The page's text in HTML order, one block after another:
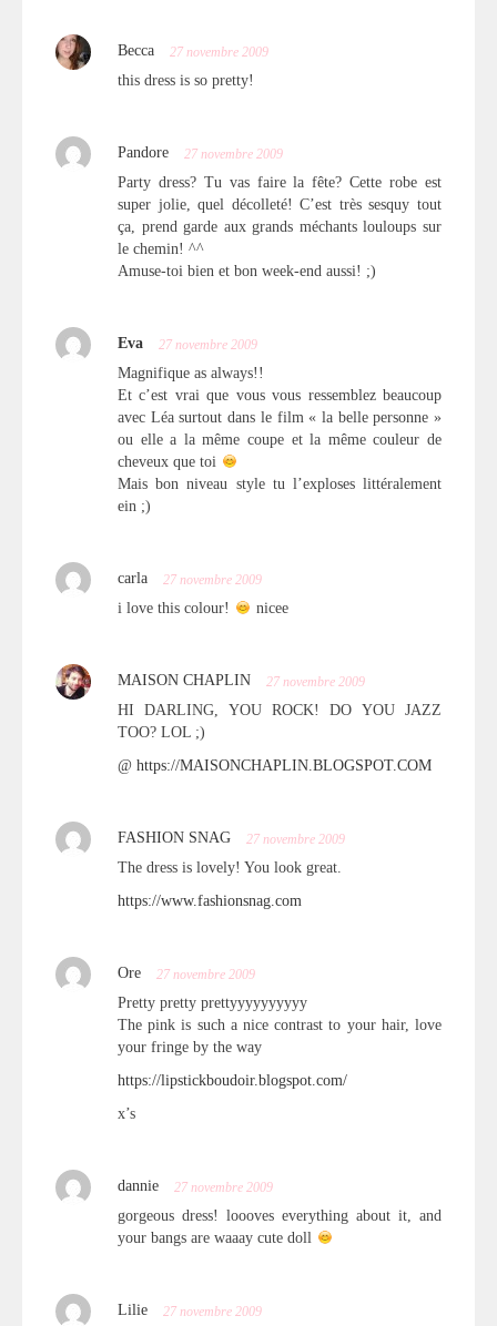
Becca 27 novembre 2009
this dress is so pretty!
Pandore 27 novembre 2009
Party dress? Tu vas faire la fête? Cette robe est
super jolie, quel décolleté! C’est très sesquy tout
ça, prend garde aux grands méchants louloups sur
le chemin! ^^
Amuse-toi bien et bon week-end aussi! ;)
Eva 27 novembre 2009
Magnifique as always!!
Et c’est vrai que vous vous ressemblez beaucoup
avec Léa surtout dans le film « la belle personne »
ou elle a la même coupe et la même couleur de
cheveux que toi
Mais bon niveau style tu l’exploses littéralement
ein ;)
carla 27 novembre 2009
i love this colour! nicee
MAISON CHAPLIN 27 novembre 2009
HI DARLING, YOU ROCK! DO YOU JAZZ
TOO? LOL ;)
@ https://MAISONCHAPLIN.BLOGSPOT.COM
FASHION SNAG 27 novembre 2009
The dress is lovely! You look great.
https://www.fashionsnag.com
Ore 27 novembre 2009
Pretty pretty prettyyyyyyyyyy
The pink is such a nice contrast to your hair, love
your fringe by the way
https://lipstickboudoir.blogspot.com/
x’s
dannie 27 novembre 2009
gorgeous dress! loooves everything about it, and
your bangs are waaay cute doll
Lilie 27 novembre 2009